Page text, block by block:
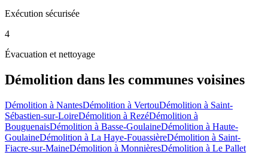
Exécution sécurisée
4
Évacuation et nettoyage
Démolition dans les communes voisines
Démolition à NantesDémolition à VertouDémolition à Saint-
Sébastien-sur-LoireDémolition à RezéDémolition à
BouguenaisDémolition à Basse-GoulaineDémolition à Haute-
GoulaineDémolition à La Haye-FouassièreDémolition à Saint-
Fiacre-sur-MaineDémolition à MonnièresDémolition à Le Pallet